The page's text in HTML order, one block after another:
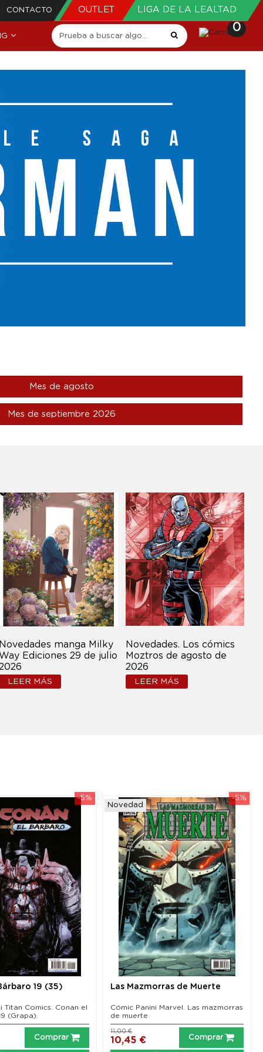
CONTACTO OUTLET LIGA DE LA LEALTAD
0
Mes de agosto
Mes de septiembre 2026
Novedades manga Milky
Way Ediciones 29 de julio
LEER MÁS
Novedades. Los cómics
Moztros de agosto de
2026
LEER MÁS
-5%
19 (35)
Titan Comics. Conan el
(Grapa).
Comprar
-5%
Novedad
Las Mazmorras de Muerte
Cómic Panini Marvel. Las mazmorras
de muerte
10,45 €
11,00 €
Comprar